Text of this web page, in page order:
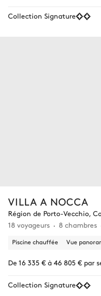
Collection Signature
VILLA A NOCCA
Région de Porto-Vecchio,
18 voyageurs
8 chambres
Piscine chauffée Vue
De 16 335 € à 46 805 € par
Collection Signature